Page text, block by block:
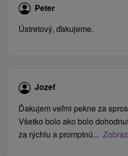
Peter
Ústretový, ďakujeme.
Jozef
Ďakujem veľmi pekne za
Všetko bolo ako bolo
za rýchlu a promptnú...